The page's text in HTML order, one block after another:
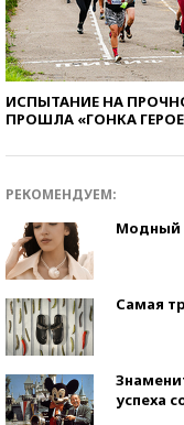
ИСПЫТАНИЕ НА
ПРОШЛА «ГОНКА
РЕКОМЕНДУЕМ:
Модный
Самая
успеха